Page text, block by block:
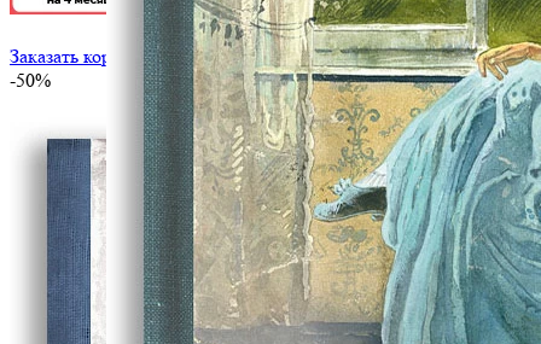
Заказать корпоративный тираж
-50%